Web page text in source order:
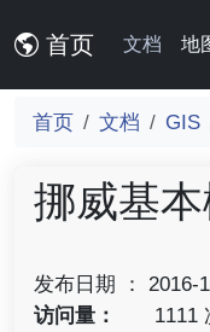
首页 文档 地
首页 文档 GIS
挪威基
发布日期 ： 2016-
访问量：
1111